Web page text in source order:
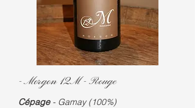
- Morgon 12M - Rouge
Cépage- Gamay (100%)